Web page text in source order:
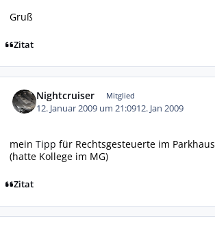
Gruß
Zitat
Nightcruiser Mitglied
12. Januar 2009 um 21:0912. Jan 2009
mein Tipp für Rechtsgesteuerte im Parkhaus
(hatte Kollege im MG)
Zitat